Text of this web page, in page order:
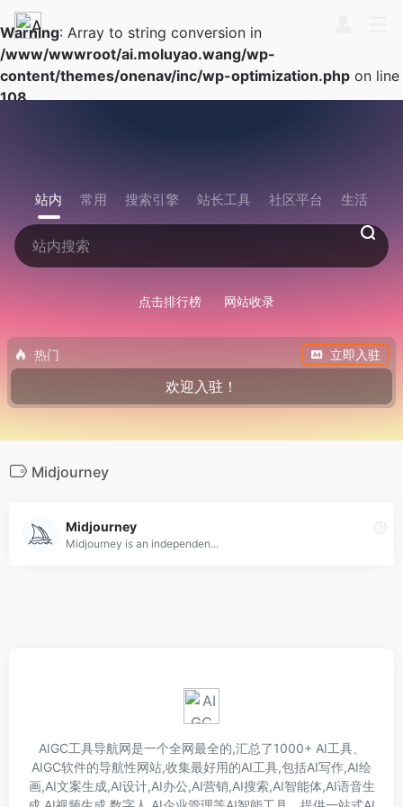
Warning: Array to string conversion in
/www/wwwroot/ai.moluyao.wang/wp-
content/themes/onenav/inc/wp-optimization.php on line
108
站内 常用 搜索引擎 站长工具 社区平台 生活
点击排行榜 网站收录
热门 立即入驻
欢迎入驻！
Midjourney
Midjourney
Midjourney is an independen...
AIGC工具导航网是一个全网最全的,汇总了1000+ AI工具、
AIGC软件的导航性网站,收集最好用的AI工具,包括AI写作,AI绘
画,AI文案生成,AI设计,AI办公,AI营销,AI搜索,AI智能体,AI语音生